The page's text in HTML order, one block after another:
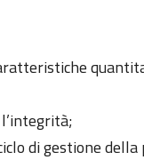
di gestione